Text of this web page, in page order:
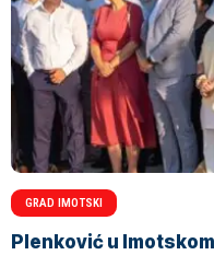
GRAD IMOTSKI
Plenković u